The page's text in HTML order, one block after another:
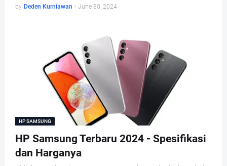
by Deden Kurniawan - June 30, 2024
HP SAMSUNG
HP Samsung Terbaru 2024 - Spesifikasi
dan Harganya